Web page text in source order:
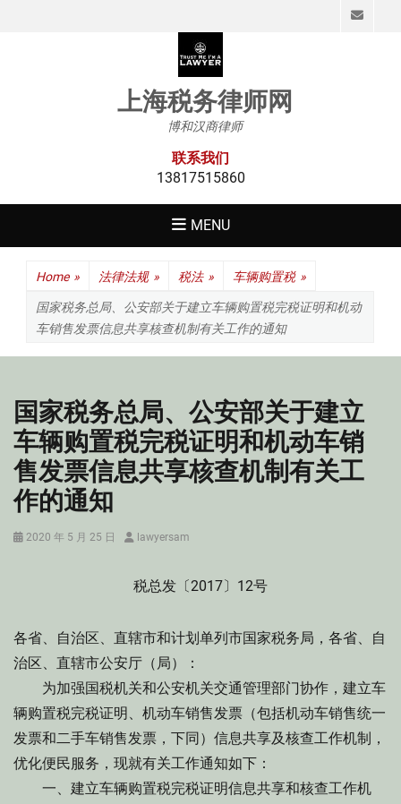
上海税务律师网
博和汉商律师
联系我们
13817515860
MENU
Home » 法律法规 » 税法 » 车辆购置税 »
国家税务总局、公安部关于建立车辆购置税完税证明和机动
车销售发票信息共享核查机制有关工作的通知
国家税务总局、公安部关于建立
车辆购置税完税证明和机动车销
售发票信息共享核查机制有关工
作的通知
Posted
2020 年 5 月 25 日 Authorlawyersam
税总发〔2017〕12号
各省、自治区、直辖市和计划单列市国家税务局，各省、自
治区、直辖市公安厅（局）：
为加强国税机关和公安机关交通管理部门协作，建立车
辆购置税完税证明、机动车销售发票（包括机动车销售统一
发票和二手车销售发票，下同）信息共享及核查工作机制，
优化便民服务，现就有关工作通知如下：
一、建立车辆购置税完税证明信息共享和核查工作机